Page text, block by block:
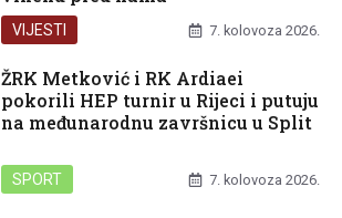
VIJESTI 7. kolovoza 2026.
ŽRK Metković i RK Ardiaei
pokorili HEP turnir u Rijeci i putuju
na međunarodnu završnicu u Split
SPORT 7. kolovoza 2026.